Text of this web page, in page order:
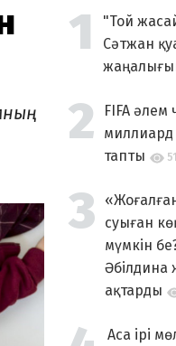
"Той
Сәтжан
FIFA
миллиард
тапты
суыған
мүмкін
ақтарды
Аса ірі